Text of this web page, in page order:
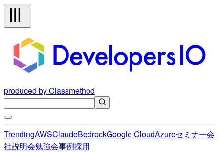
produced by Classmethod
TrendingAWSClaudeBedrockGoogle CloudAzureセミナー会
社説明会勉強会事例採用